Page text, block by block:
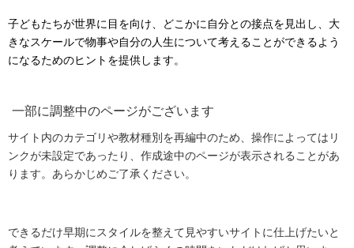
子どもたちが世界に目を向け、どこかに自分との接点を見出し、大
きなスケールで物事や自分の人生について考えることができるよう
になるためのヒントを提供します。
一部に調整中のページがございます
サイト内のカテゴリや教材種別を再編中のため、操作によってはリ
ンクが未設定であったり、作成途中のページが表示されることがあ
ります。あらかじめご了承ください。
できるだけ早期にスタイルを整えて見やすいサイトに仕上げたいと